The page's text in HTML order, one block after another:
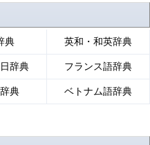
典 英和・和英辞典
辞典 フランス語辞典
典 ベトナム語辞典